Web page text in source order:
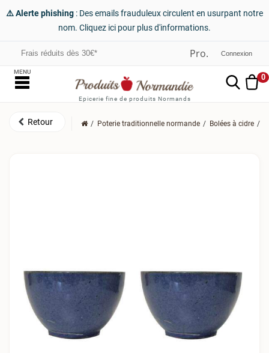
⚠️ Alerte phishing : Des emails frauduleux circulent en usurpant notre
nom. Cliquez ici pour plus d'informations.
Frais réduits dès 30€* Connexion
Epicerie fine de produits Normands
0
MENU
Poterie traditionnelle normande Bolées à cidre